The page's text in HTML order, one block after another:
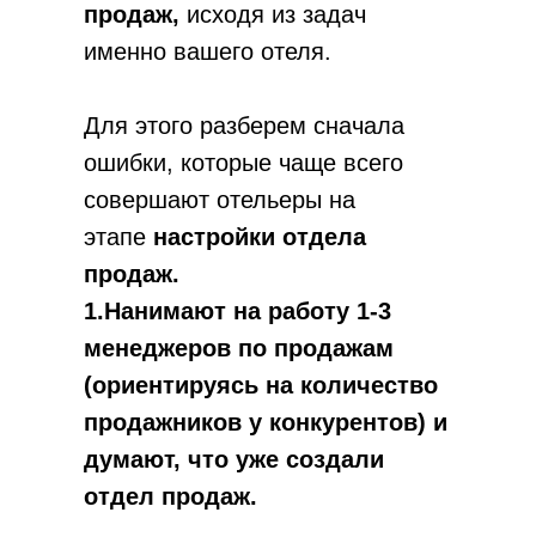
продаж, исходя из задач
именно вашего отеля.
Для этого разберем сначала
ошибки, которые чаще всего
совершают отельеры на
этапе настройки отдела
продаж.
1.Нанимают на работу 1-3
менеджеров по продажам
(ориентируясь на количество
продажников у конкурентов) и
думают, что уже создали
отдел продаж.